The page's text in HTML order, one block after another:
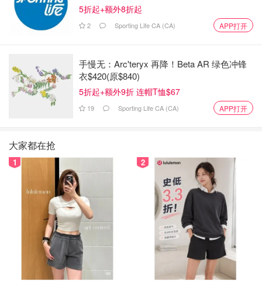
5折起+额外8折起
2 Sporting Life CA (CA) APP打开
手慢无：Arc'teryx 再降！Beta AR 绿色冲锋
衣$420(原$840)
5折起+额外9折 连帽T恤$67
19 Sporting Life CA (CA) APP打开
大家都在抢
1 2